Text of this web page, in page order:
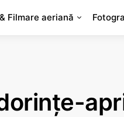
Filmare aeriană